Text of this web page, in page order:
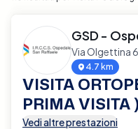
GSD -
Via Olgettina
4.7 km
VISITA
PRIMA VISITA
Vedi altre prestazioni